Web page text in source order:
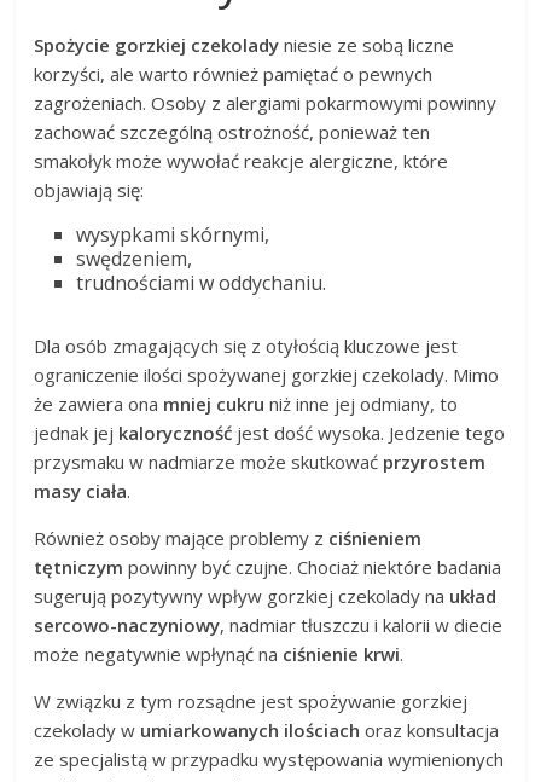
Spożycie gorzkiej czekolady niesie ze sobą liczne
korzyści, ale warto również pamiętać o pewnych
zagrożeniach. Osoby z alergiami pokarmowymi powinny
zachować szczególną ostrożność, ponieważ ten
smakołyk może wywołać reakcje alergiczne, które
objawiają się:
wysypkami skórnymi,
swędzeniem,
trudnościami w oddychaniu.
Dla osób zmagających się z otyłością kluczowe jest
ograniczenie ilości spożywanej gorzkiej czekolady. Mimo
że zawiera ona mniej cukru niż inne jej odmiany, to
jednak jej kaloryczność jest dość wysoka. Jedzenie tego
przysmaku w nadmiarze może skutkować przyrostem
masy ciała.
Również osoby mające problemy z ciśnieniem
tętniczym powinny być czujne. Chociaż niektóre badania
sugerują pozytywny wpływ gorzkiej czekolady na układ
sercowo-naczyniowy, nadmiar tłuszczu i kalorii w diecie
może negatywnie wpłynąć na ciśnienie krwi.
W związku z tym rozsądne jest spożywanie gorzkiej
czekolady w umiarkowanych ilościach oraz konsultacja
ze specjalistą w przypadku występowania wymienionych